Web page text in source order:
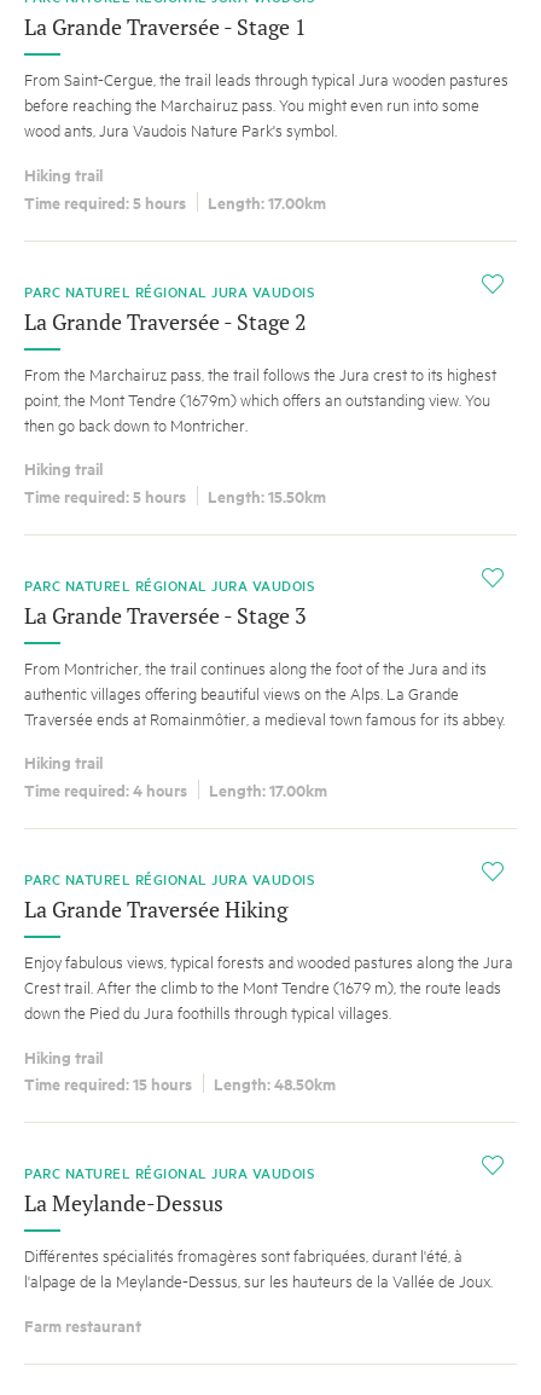
La Grande Traversée - Stage 1
From Saint-Cergue, the trail leads through typical Jura wooden pastures
before reaching the Marchairuz pass. You might even run into some
wood ants, Jura Vaudois Nature Park's symbol.
Hiking trail
Time required: 5 hours
Length: 17.00km
i
PARC NATUREL RÉGIONAL JURA VAUDOIS
La Grande Traversée - Stage 2
From the Marchairuz pass, the trail follows the Jura crest to its highest
point, the Mont Tendre (1679m) which offers an outstanding view. You
then go back down to Montricher.
Hiking trail
Time required: 5 hours
Length: 15.50km
i
PARC NATUREL RÉGIONAL JURA VAUDOIS
La Grande Traversée - Stage 3
From Montricher, the trail continues along the foot of the Jura and its
authentic villages offering beautiful views on the Alps. La Grande
Traversée ends at Romainmôtier, a medieval town famous for its abbey.
Hiking trail
Time required: 4 hours
Length: 17.00km
i
PARC NATUREL RÉGIONAL JURA VAUDOIS
La Grande Traversée Hiking
Enjoy fabulous views, typical forests and wooded pastures along the Jura
Crest trail. After the climb to the Mont Tendre (1679 m), the route leads
down the Pied du Jura foothills through typical villages.
Hiking trail
Time required: 15 hours
Length: 48.50km
i
PARC NATUREL RÉGIONAL JURA VAUDOIS
La Meylande-Dessus
Différentes spécialités fromagères sont fabriquées, durant l'été, à
l'alpage de la Meylande-Dessus, sur les hauteurs de la Vallée de Joux.
Farm restaurant